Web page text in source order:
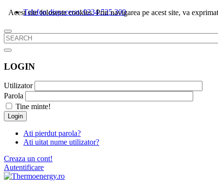
Telefon dispecerat: 0234.525.300
LOGIN
Utilizator
Parola
Tine minte!
Login
Ati pierdut parola?
Ati uitat nume utilizator?
Creaza un cont!
Autentificare
Acest site foloseste cookies. Prin navigarea pe acest site, va